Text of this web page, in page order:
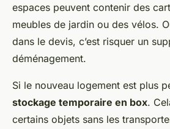
espaces peuvent contenir des
meubles de jardin ou des vélos.
dans le devis, c’est risquer un
déménagement.
Si le nouveau logement est plus
stockage temporaire en box.
certains objets sans les